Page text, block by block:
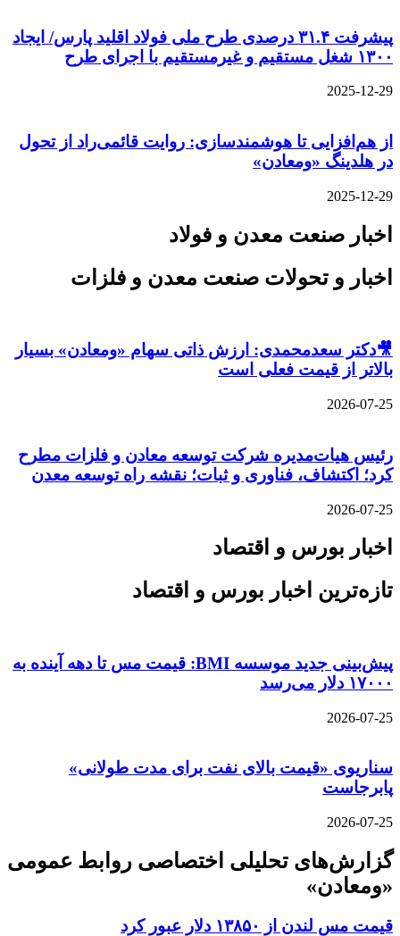
پیشرفت ۳۱.۴ درصدی طرح ملی فولاد اقلید پارس/ ایجاد
۱۳۰۰ شغل مستقیم و غیرمستقیم با اجرای طرح
2025-12-29
از هم‌افزایی تا هوشمندسازی: روایت قائمی‌راد از تحول
در هلدینگ «ومعادن»
2025-12-29
اخبار صنعت معدن و فولاد
اخبار و تحولات صنعت معدن و فلزات
🎥دکتر سعدمحمدی: ارزش ذاتی سهام «ومعادن» بسیار
بالاتر از قیمت فعلی است
2026-07-25
رئیس هیات‌مدیره شرکت توسعه معادن و فلزات مطرح
کرد؛ اکتشاف، فناوری و ثبات؛ نقشه راه توسعه معدن
2026-07-25
اخبار بورس و اقتصاد
تازه‌ترین اخبار بورس و اقتصاد
پیش‌بینی جدید موسسه BMI: قیمت مس تا دهه آینده به
۱۷۰۰۰ دلار می‌رسد
2026-07-25
سناریوی «قیمت بالای نفت برای مدت طولانی»
پابرجاست
2026-07-25
گزارش‌های تحلیلی اختصاصی روابط عمومی
«ومعادن»
قیمت مس لندن از ۱۳۸۵۰ دلار عبور کرد